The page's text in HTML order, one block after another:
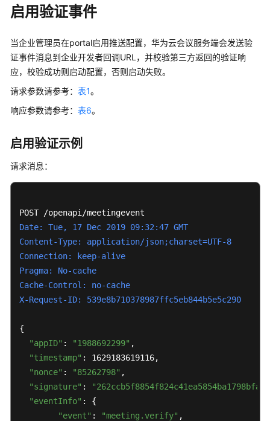
动
态
服
务
公
告
产
介
计
说
明
指
南
速
启用验证事件
当企业管理员在portal启用推送配置，华为云会议服务端会发送验
证事件消息到企业开发者回调URL，并校验第三方返回的验证响
应，校验成功则启动配置，否则启动失败。
请求参数请参考： 表1。
响应参数请参考： 表6。
启用验证示例
请求消息：
Date: Tue, 17 Dec 2019 09:32:47 GMT
Content-Type: application/json;charset=UTF-8
Connection: keep-alive
Pragma: No-cache
Cache-Control: no-cache
X-Request-ID: 539e8b710378987ffc5eb844b5e5c290
{
"appID" : "1988692299" ,
"timestamp" : 1629183619116,
"nonce" : "85262798" ,
"signature" :
"eventInfo" : {
"event" : "meeting.verify" ,